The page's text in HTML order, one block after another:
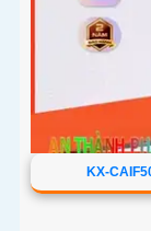
KX-